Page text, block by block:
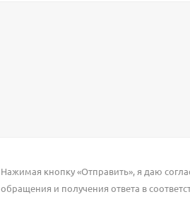
Нажимая кнопку «Отправить», я даю
обращения и получения ответа в